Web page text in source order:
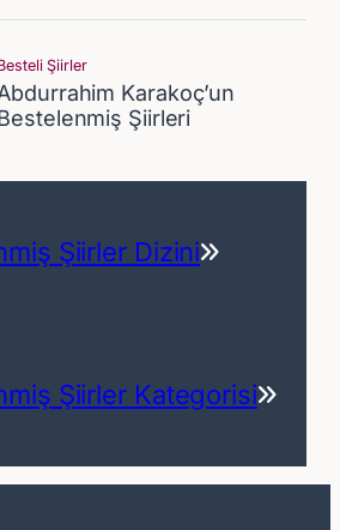
Şiirler Dizini
Şiirler Kategorisi